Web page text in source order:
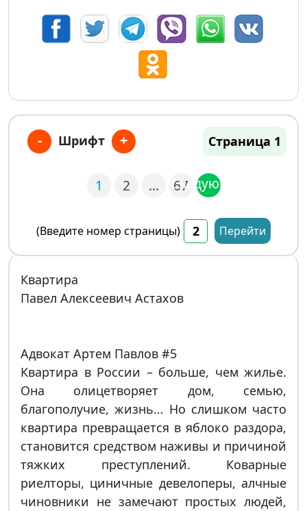
- Шрифт + Страница 1
1 2 … 67
Следующая
(Введите номер страницы) Перейти
Квартира
Павел Алексеевич Астахов
Адвокат Артем Павлов #5
Квартира в России – больше, чем жилье.
Она олицетворяет дом, семью,
благополучие, жизнь… Но слишком часто
квартира превращается в яблоко раздора,
становится средством наживы и причиной
тяжких преступлений. Коварные
риелторы, циничные девелоперы, алчные
чиновники не замечают простых людей,